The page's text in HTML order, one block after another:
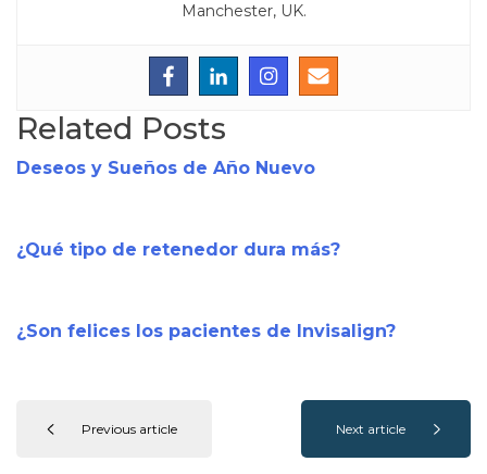
Manchester, UK.
Related Posts
Deseos y Sueños de Año Nuevo
¿Qué tipo de retenedor dura más?
¿Son felices los pacientes de Invisalign?
Previous article Next article